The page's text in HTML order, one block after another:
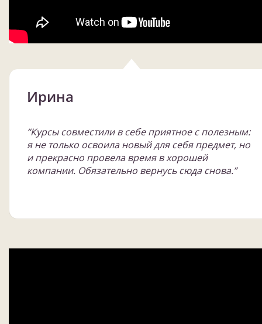
Ирина
“Курсы совместили в себе приятное с полезным:
я не только освоила новый для себя предмет, но
и прекрасно провела время в хорошей
компании. Обязательно вернусь сюда снова.”